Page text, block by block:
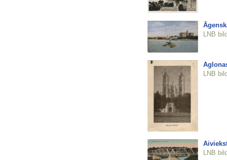
LNB
LNB
LNB